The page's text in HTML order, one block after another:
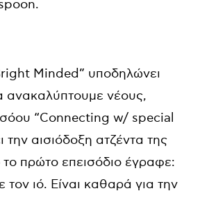
Minded” υποδηλώνει
ανακαλύπτουμε νέους,
“Connecting w/ special
αισιόδοξη ατζέντα της
πρώτο επεισόδιο έγραφε:
ιό. Είναι καθαρά για την